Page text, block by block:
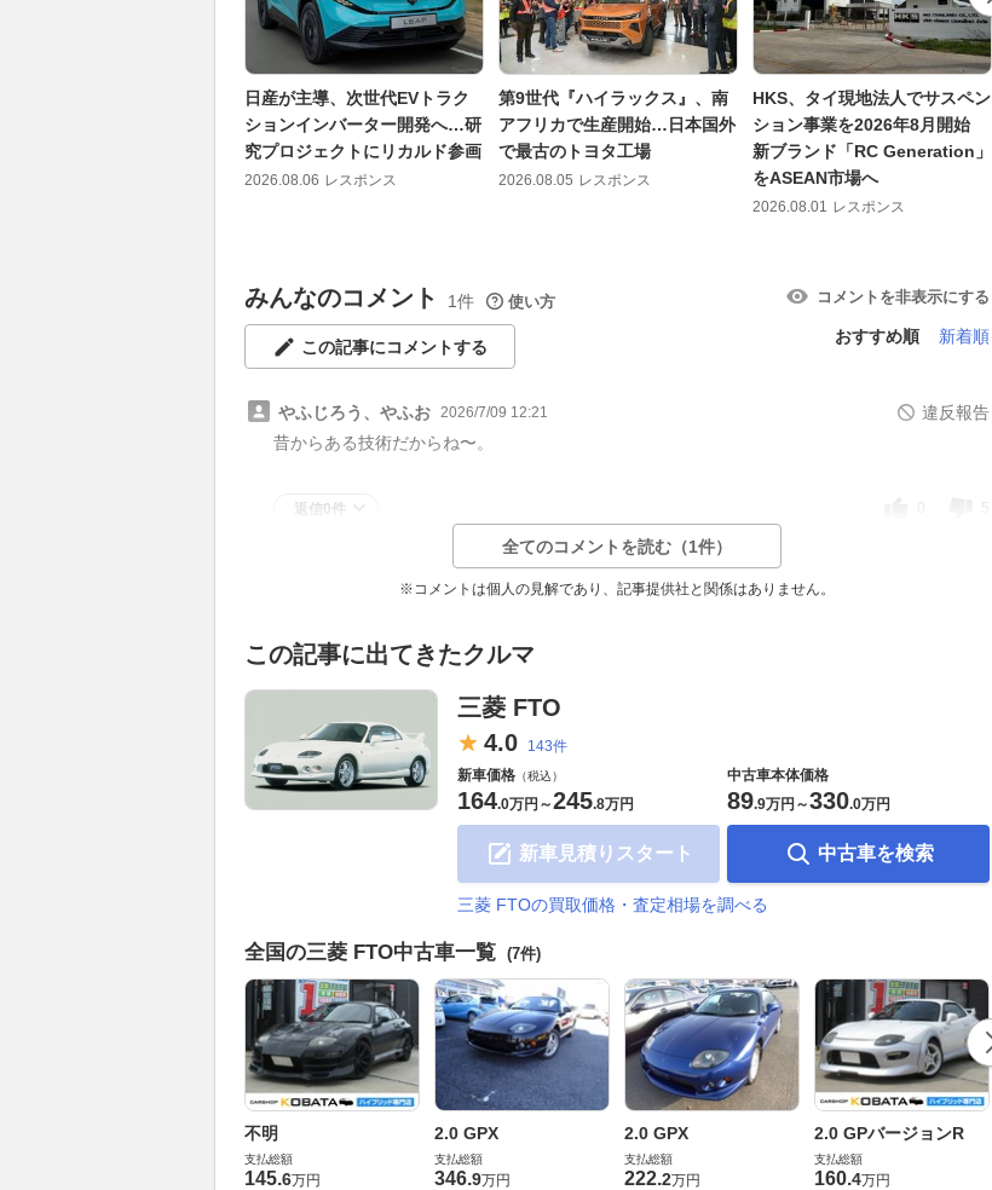
日産が主導、次世代EVトラク
ションインバーター開発へ…研
究プロジェクトにリカルド参画
2026.08.06 レスポンス
第9世代『ハイラックス』、南
アフリカで生産開始…日本国外
で最古のトヨタ工場
2026.08.05 レスポンス
HKS、タイ現地法人でサスペン
ション事業を2026年8月開始
新ブランド「RC Generation」
をASEAN市場へ
2026.08.01 レスポンス
みんなのコメント 1件 使い方 コメントを非表示にする
この記事にコメントする
おすすめ順 新着順
やふじろう、やふお 2026/7/09 12:21
違反報告
昔からある技術だからね〜。
返信0件 5
全てのコメントを読む（1件）
※コメントは個人の見解であり、記事提供社と関係はありません。
この記事に出てきたクルマ
三菱 FTO
4.0
143件
新車価格 （税込）
164.0万円 ～245.8万円
新車見積りスタート
中古車本体価格
89.9万円 ～330.0万円
中古車を検索
三菱 FTOの買取価格・査定相場を調べる
全国の三菱 FTO中古車一覧 (7件)
不明
支払総額
145.6万円
2.0 GPX
支払総額
346.9万円
2.0 GPX
支払総額
222.2万円
2.0 GPバージョンR
支払総額
160.4万円